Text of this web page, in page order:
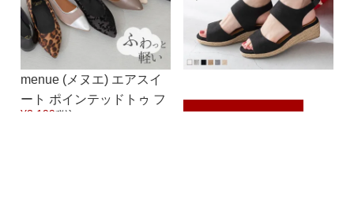
menue (メヌエ) エアスイ
ート ポインテッドトゥ フ
¥3,199税込